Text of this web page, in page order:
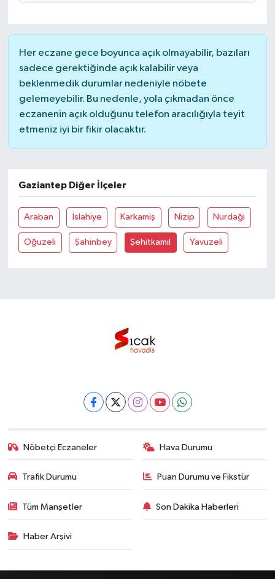
Her eczane gece boyunca açık olmayabilir, bazıları
sadece gerektiğinde açık kalabilir veya
beklenmedik durumlar nedeniyle nöbete
gelemeyebilir. Bu nedenle, yola çıkmadan önce
eczanenin açık olduğunu telefon aracılığıyla teyit
etmeniz iyi bir fikir olacaktır.
Gaziantep Diğer İlçeler
Araban İslahiye Karkamiş Nizip Nurdaği
Oğuzeli Şahinbey Şehitkamil Yavuzeli
Nöbetçi Eczaneler Hava Durumu
Trafik Durumu Puan Durumu ve Fikstür
Tüm Manşetler Son Dakika Haberleri
Haber Arşivi